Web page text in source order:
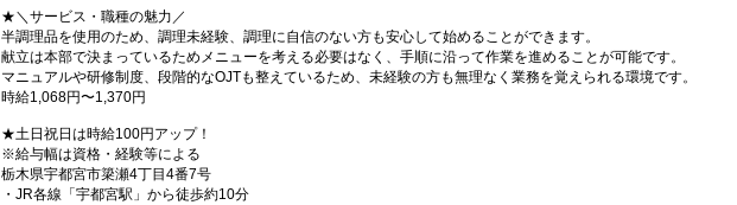
★＼サービス・職種の魅力／
半調理品を使用のため、調理未経験、調理に自信のない方も安心して始めることができます。
献立は本部で決まっているためメニューを考える必要はなく、手順に沿って作業を進めることが可能です。
マニュアルや研修制度、段階的なOJTも整えているため、未経験の方も無理なく業務を覚えられる環境です。
時給1,068円〜1,370円
★土日祝日は時給100円アップ！
※給与幅は資格・経験等による
栃木県宇都宮市簗瀬4丁目4番7号
・JR各線「宇都宮駅」から徒歩約10分